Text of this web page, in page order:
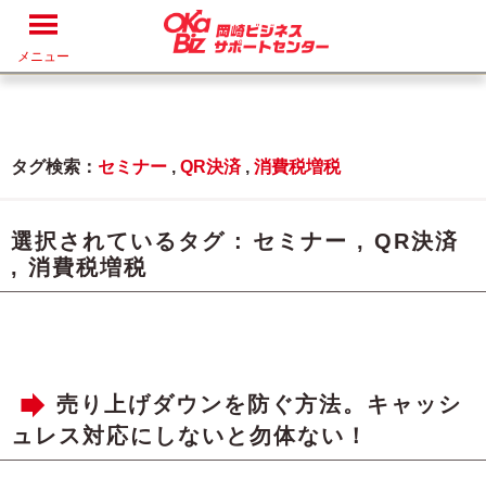
メニュー
タグ検索： セミナー , QR決済, 消費税増税
選択されているタグ : セミナー , QR決済
, 消費税増税
売り上げダウンを防ぐ方法。キャッシ
ュレス対応にしないと勿体ない！